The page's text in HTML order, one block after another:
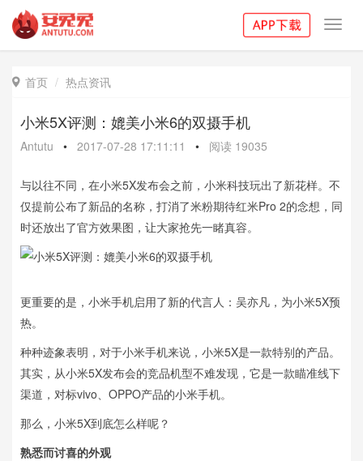
 首页 热点资讯
小米5X评测：媲美小米6的双摄手机
Antutu • 2017-07-28 17:11:11 • 阅读 19035
与以往不同，在小米5X发布会之前，小米科技玩出了新花样。不
仅提前公布了新品的名称，打消了米粉期待红米Pro 2的念想，同
时还放出了官方效果图，让大家抢先一睹真容。
更重要的是，小米手机启用了新的代言人：吴亦凡，为小米5X预
热。
种种迹象表明，对于小米手机来说，小米5X是一款特别的产品。
其实，从小米5X发布会的竞品机型不难发现，它是一款瞄准线下
渠道，对标vivo、OPPO产品的小米手机。
那么，小米5X到底怎么样呢？
熟悉而讨喜的外观